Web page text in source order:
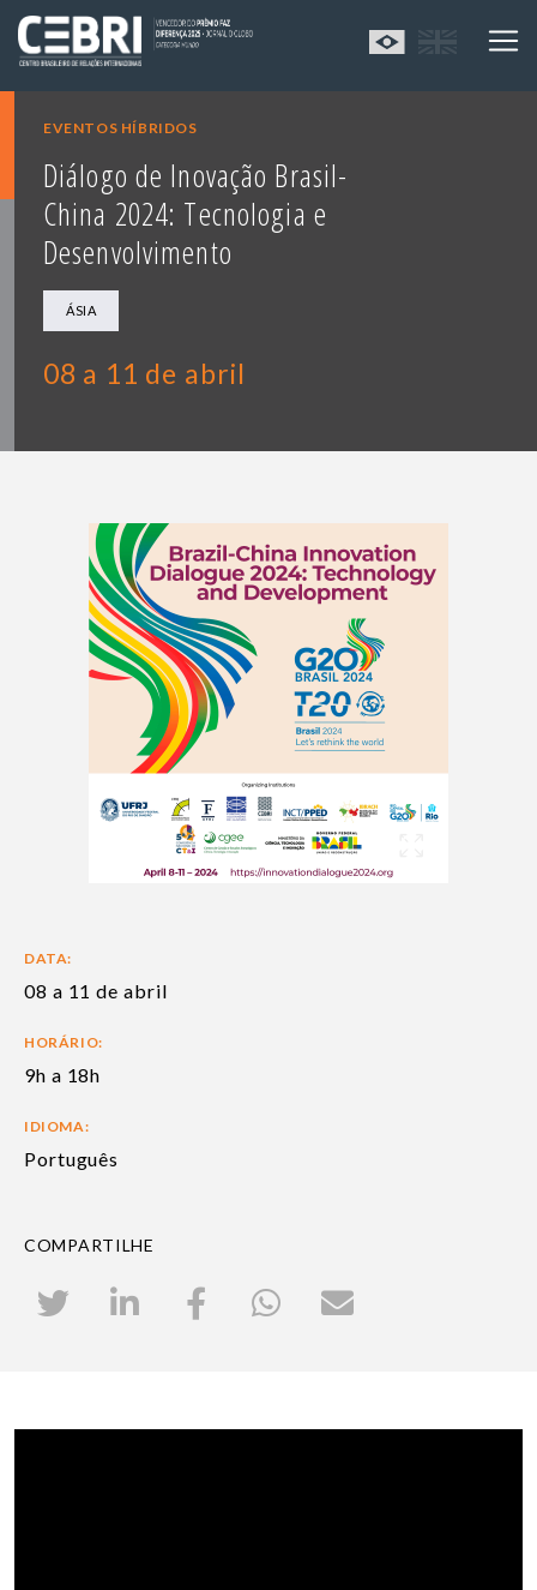
EVENTOS HÍBRIDOS
Diálogo de Inovação Brasil-
China 2024: Tecnologia e
Desenvolvimento
ÁSIA
08 a 11 de abril
DATA:
08 a 11 de abril
HORÁRIO:
9h a 18h
IDIOMA:
Português
COMPARTILHE